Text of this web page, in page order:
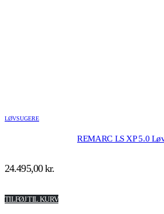
LØVSUGERE
REMARC LS XP 5.0
24.495,00kr.
TILFØJ TIL KURV